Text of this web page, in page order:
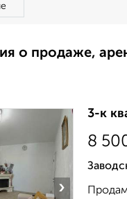
о продаже,
›
3-к
8